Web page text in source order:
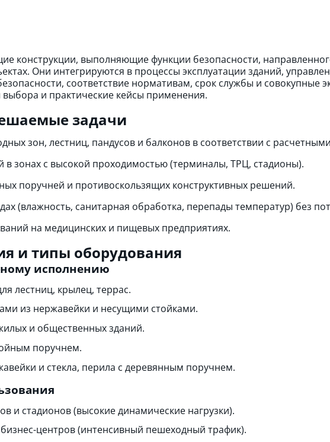
конструкции, выполняющие функции безопасности,
Они интегрируются в процессы эксплуатации зданий,
соответствие нормативам, срок службы и совокупные
и практические кейсы применения.
задачи
зон, лестниц, пандусов и балконов в соответствии с
в зонах с высокой проходимостью (терминалы, ТРЦ, стадионы).
поручней и противоскользящих конструктивных решений.
(влажность, санитарная обработка, перепады температур) без
на медицинских и пищевых предприятиях.
и типы оборудования
исполнению
лестниц, крылец, террас.
из нержавейки и несущими стойками.
и общественных зданий.
поручнем.
и стекла, перила с деревянным поручнем.
и стадионов (высокие динамические нагрузки).
центров (интенсивный пешеходный трафик).